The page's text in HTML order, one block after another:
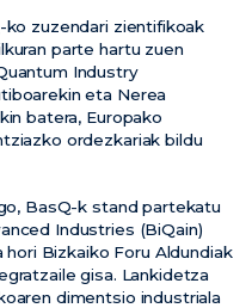
ko zuzendari zientifikoak
parte hartu zuen
Industry
eta Nerea
batera, Europako
ordezkariak bildu
BasQ-k stand partekatu
Industries (BiQain)
Bizkaiko Foru Aldundiak
gisa. Lankidetza
dimentsio industriala